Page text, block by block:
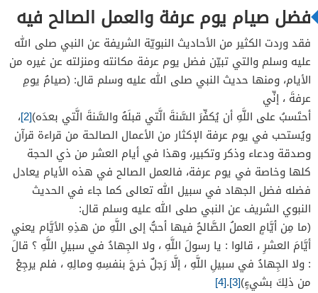
فضل صيام يوم عرفة والعمل الصالح فيه
فقد وردت الكثير من الأحاديث النبويّة الشريفة عن النبي صلى الله
عليه وسلم والتي تبيّن فضل يوم عرفة مكانته ومنزلته عن غيره من
الأيام، ومنها حديث النبي صلى الله عليه وسلم قال: (صيامُ يومِ
عرفةَ ، إنِّي
أحتَسبُ على اللَّهِ أن يُكفِّرَ السَّنةَ الَّتي قبلَهُ والسَّنةَ الَّتي بعدَه)[2] ،
ويُستحب في يوم عرفة الإكثار من الأعمال الصالحة من قراءة قرآن
وصدقة ودعاء وذكر وتكبير، وهذا في أيام العشر من ذي الحجة
كلها وخاصة في يوم عرفة، فالعمل الصالح في هذه الأيام يعادل
فضله فضل الجهاد في سبيل الله تعالى كما جاء في الحديث
النبوي الشريف عن النبي صلى الله عليه وسلم قال:
(ما مِن أيَّامٍ العملُ الصَّالحُ فيها أحبُّ إلى اللَّهِ من هذِهِ الأيَّام يعني
أيَّامَ العشرِ، قالوا : يا رسولَ اللَّهِ ، ولا الجِهادُ في سبيلِ اللَّهِ ؟ قالَ
: ولا الجِهادُ في سبيلِ اللَّهِ ، إلَّارَجلٌ خرجَ بنفسِهِ ومالِهِ ، فلم يرجِعْ
من ذلِكَ بشيءٍ)[3]
.
[4]